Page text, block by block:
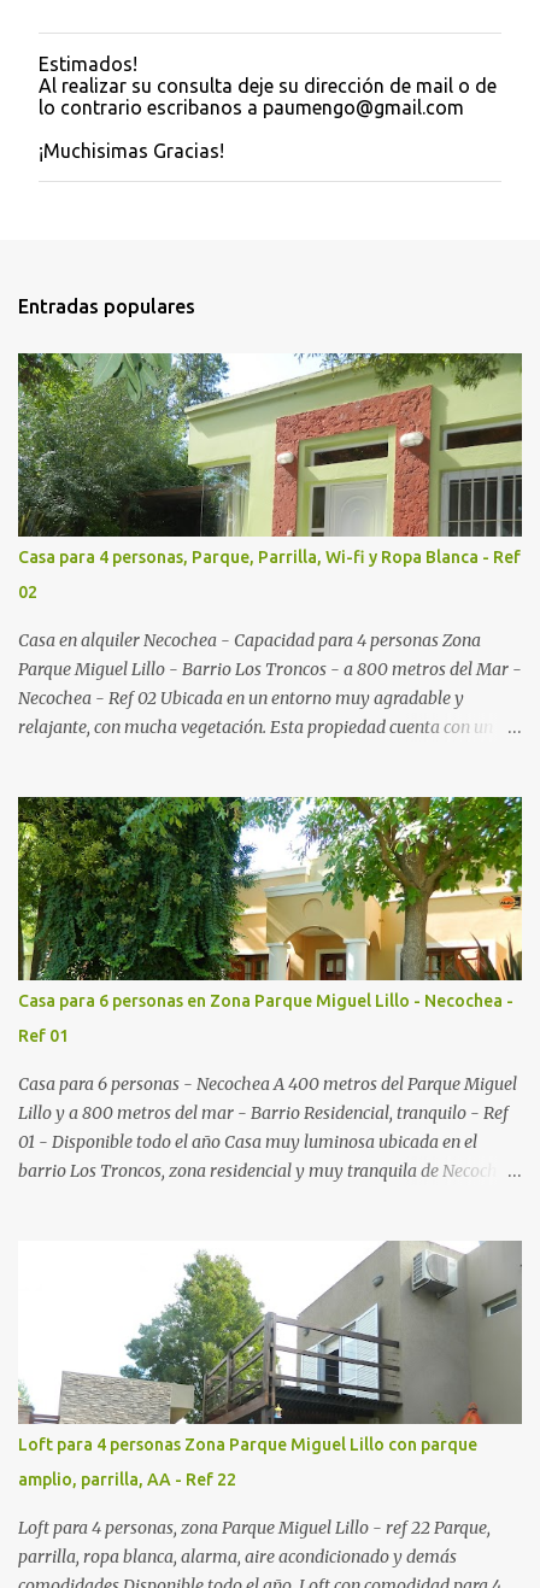
P
u
b
i
c
o
e
n
t
a
r
i
o
Estimados!
Al realizar su consulta deje su dirección de mail o de
lo contrario escribanos a paumengo@gmail.com
¡Muchisimas Gracias!
Entradas populares
Casa para 4 personas, Parque, Parrilla, Wi-fi y Ropa Blanca - Ref
02
Casa en alquiler Necochea - Capacidad para 4 personas Zona
Parque Miguel Lillo - Barrio Los Troncos - a 800 metros del Mar -
Necochea - Ref 02 Ubicada en un entorno muy agradable y
relajante, con mucha vegetación. Esta propiedad cuenta con un
totalmente equipada con microondas, cocina con horno y vajilla
completa; baño; galería, parque adelante y atrás y parrilla.
Casa para 6 personas en Zona Parque Miguel Lillo - Necochea -
Ref 01
Casa para 6 personas - Necochea A 400 metros del Parque Miguel
Lillo y a 800 metros del mar - Barrio Residencial, tranquilo - Ref
01 - Disponible todo el año Casa muy luminosa ubicada en el
barrio Los Troncos, zona residencial y muy tranquila de Necochea
Loft para 4 personas Zona Parque Miguel Lillo con parque
amplio, parrilla, AA - Ref 22
Loft para 4 personas, zona Parque Miguel Lillo - ref 22 Parque,
parrilla, ropa blanca, alarma, aire acondicionado y demás